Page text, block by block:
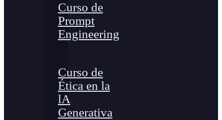
Curso de
Prompt
Engineering
Curso de
Ética en la
lA
Generativa